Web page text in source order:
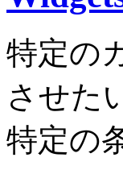
特定の
させた
特定の